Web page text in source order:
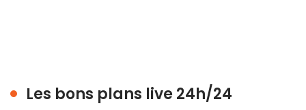
Les bons plans live 24h/24